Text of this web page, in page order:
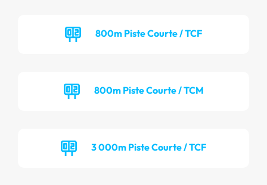
800m Piste Courte / TCF
800m Piste Courte / TCM
3 000m Piste Courte / TCF